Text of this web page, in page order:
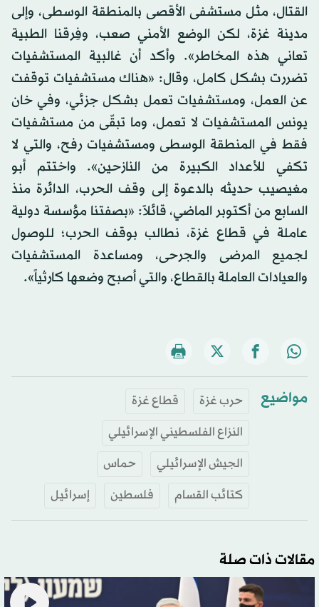
القتال، مثل مستشفى الأقصى بالمنطقة الوسطى، وإلى
مدينة غزة، لكن الوضع الأمني صعب، وفِرقنا الطبية
تعاني هذه المخاطر». وأكد أن غالبية المستشفيات
تضررت بشكل كامل، وقال: «هناك مستشفيات توقفت
عن العمل، ومستشفيات تعمل بشكل جزئي، وفي خان
يونس المستشفيات لا تعمل، وما تبقّى من مستشفيات
فقط في المنطقة الوسطى ومستشفيات رفح، والتي لا
تكفي للأعداد الكبيرة من النازحين». واختتم أبو
مغيصيب حديثه بالدعوة إلى وقف الحرب، الدائرة منذ
السابع من أكتوبر الماضي، قائلاً: «بصفتنا مؤسسة دولية
عاملة في قطاع غزة، نطالب بوقف الحرب؛ للوصول
لجميع المرضى والجرحى، ومساعدة المستشفيات
والعيادات العاملة بالقطاع، والتي أصبح وضعها كارثياً».
مواضيع حرب غزة
قطاع غزة
النزاع الفلسطيني الإسرائيلي
الجيش الإسرائيلي
حماس
كتائب القسام
فلسطين إسرائيل
مقالات ذات صلة